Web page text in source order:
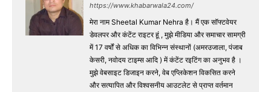
https://www.khabarwala24.com/
मेरा नाम Sheetal Kumar Nehra है। मैं एक सॉफ्टवेयर
डेवलपर और कंटेंट राइटर हूं , मुझे मीडिया और समाचार सामग्री
में 17 वर्षों से अधिक का विभिन्न संस्थानों (अमरउजाला, पंजाब
केसरी, नवोदय टाइम्स आदि ) में कंटेंट रइटिंग का अनुभव है ।
मुझे वेबसाइट डिजाइन करने, वेब एप्लिकेशन विकसित करने
और सत्यापित और विश्वसनीय आउटलेट से प्राप्त वर्तमान